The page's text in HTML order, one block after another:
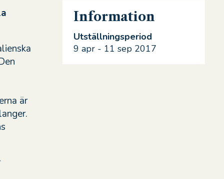
är
Information
Utställningsperiod
9 apr - 11 sep 2017